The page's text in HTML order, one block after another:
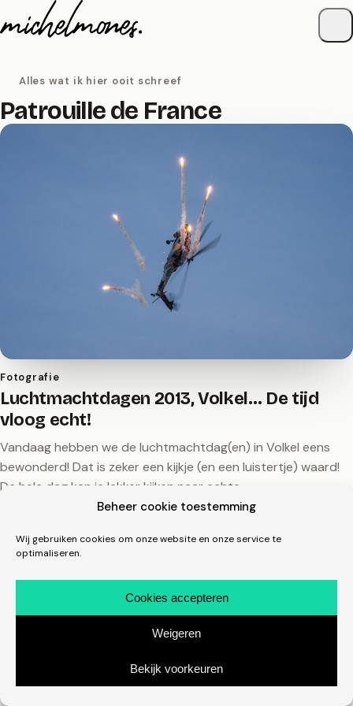
Beheer cookie toestemming
Wij gebruiken cookies om onze website en onze service te
optimaliseren.
Cookies accepteren
Weigeren
Bekijk voorkeuren
Naar de inhoud
Alles wat ik hier ooit schreef
Patrouille de France
Fotografie
Luchtmachtdagen 2013, Volkel… De tijd
vloog echt!
Vandaag hebben we de luchtmachtdag(en) in Volkel eens
bewonderd! Dat is zeker een kijkje (en een luistertje) waard!
De hele dag kan je lekker kijken naar echte…